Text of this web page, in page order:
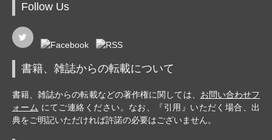
Follow Us
書籍、雑誌からの転載について
書籍、雑誌からの転載などの著作権に関しては、 お問い合わせフ
ォーム にてご連絡ください。なお、『引用』いただく場合、出
典をご明記いただければ許諾の必要はございません。